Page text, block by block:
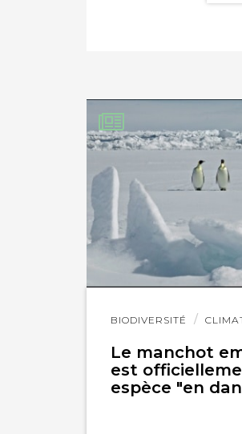
BIODIVERSITÉ
Le manchot
est
espèce "en
Lire